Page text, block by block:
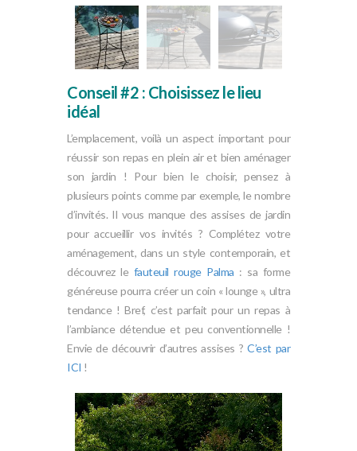
Conseil #2 : Choisissez le lieu
idéal
L’emplacement, voilà un aspect important pour
réussir son repas en plein air et bien aménager
son jardin ! Pour bien le choisir, pensez à
plusieurs points comme par exemple, le nombre
d’invités. Il vous manque des assises de jardin
pour accueillir vos invités ? Complétez votre
aménagement, dans un style contemporain, et
découvrez le fauteuil rouge Palma : sa forme
généreuse pourra créer un coin « lounge », ultra
tendance ! Bref, c’est parfait pour un repas à
l’ambiance détendue et peu conventionnelle !
Envie de découvrir d’autres assises ?C’est par
ICI !